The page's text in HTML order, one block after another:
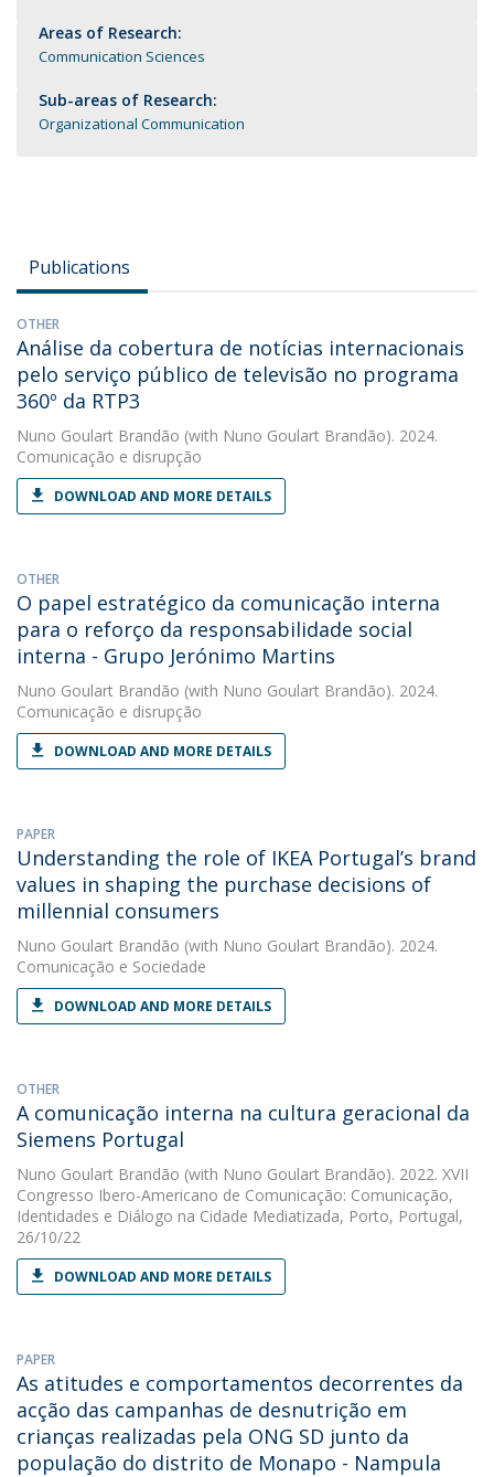
Areas of Research:
Communication Sciences
Sub-areas of Research:
Organizational Communication
Publications
OTHER
Análise da cobertura de notícias internacionais
pelo serviço público de televisão no programa
360º da RTP3
Nuno Goulart Brandão (with Nuno Goulart Brandão). 2024.
Comunicação e disrupção
DOWNLOAD AND MORE DETAILS
OTHER
O papel estratégico da comunicação interna
para o reforço da responsabilidade social
interna - Grupo Jerónimo Martins
Nuno Goulart Brandão (with Nuno Goulart Brandão). 2024.
Comunicação e disrupção
DOWNLOAD AND MORE DETAILS
PAPER
Understanding the role of IKEA Portugal’s brand
values in shaping the purchase decisions of
millennial consumers
Nuno Goulart Brandão (with Nuno Goulart Brandão). 2024.
Comunicação e Sociedade
DOWNLOAD AND MORE DETAILS
OTHER
A comunicação interna na cultura geracional da
Siemens Portugal
Nuno Goulart Brandão (with Nuno Goulart Brandão). 2022. XVII
Congresso Ibero-Americano de Comunicação: Comunicação,
Identidades e Diálogo na Cidade Mediatizada, Porto, Portugal,
26/10/22
DOWNLOAD AND MORE DETAILS
PAPER
As atitudes e comportamentos decorrentes da
acção das campanhas de desnutrição em
crianças realizadas pela ONG SD junto da
população do distrito de Monapo - Nampula